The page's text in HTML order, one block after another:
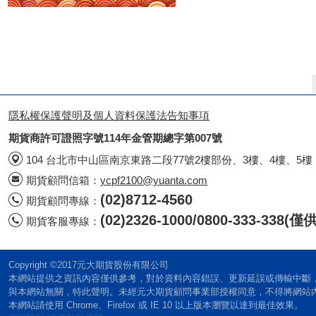
隱私權保護聲明及個人資料保護法告知事項
期貨商許可證照字號114年金管期總字第007號
104 台北市中山區南京東路二段77號2樓部份、3樓、4樓、5樓
期貨顧問信箱： ycpf2100@yuanta.com
期貨顧問專線： (02)8712-4560
期貨客服專線： (02)2326-1000/0800-333-338(僅
Copyright ©2017元大期貨股份有限公司
本網站提供之資訊內容僅供參考，對於資料內容錯誤、更新延誤或傳輸中
與本網站無關，特此聲明。未經元大期貨顧問事業部授權同意，不得將網站
本網站請使用 Chrome、Firefox 或 IE 10 以上版本瀏覽以達到最佳效果。